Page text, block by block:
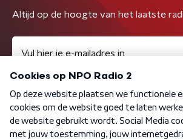
Altijd op de hoogte van het laatste
Algemene voorwaarden